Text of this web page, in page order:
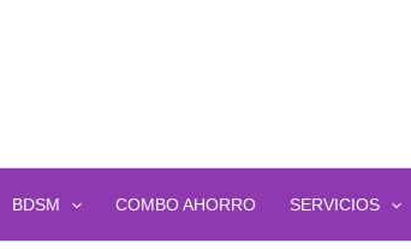
BDSM COMBO AHORRO SERVICIOS